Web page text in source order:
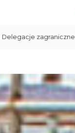
Delegacje zagraniczne